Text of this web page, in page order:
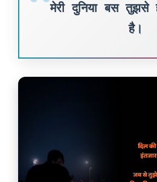
मेरी दुनिया बस तुझसे
है।